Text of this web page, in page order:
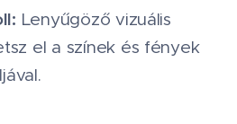
Lenyűgöző vizuális
el a színek és fények